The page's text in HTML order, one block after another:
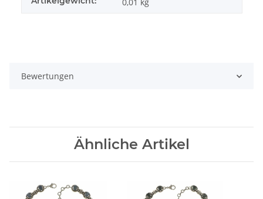
Bewertungen
Ähnliche Artikel